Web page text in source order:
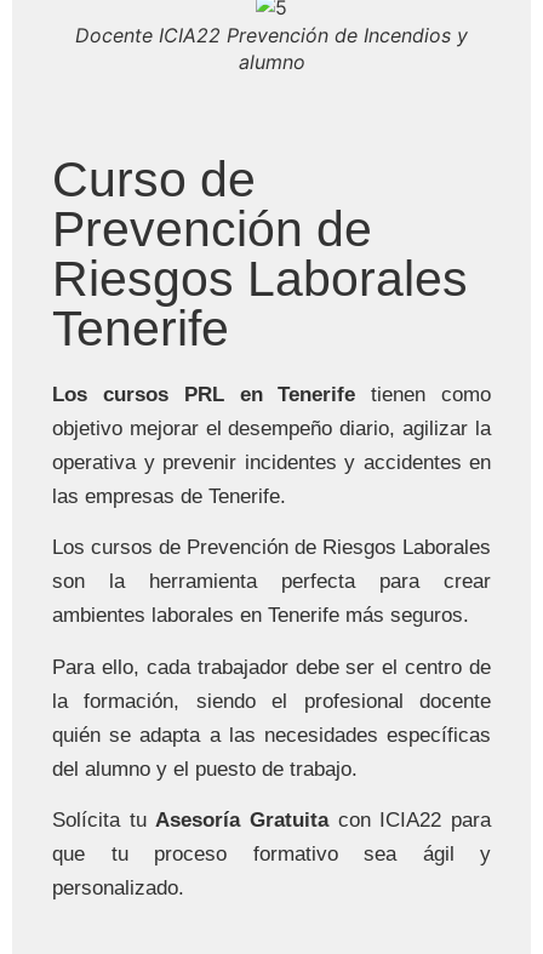
Docente ICIA22 Prevención de Incendios y
alumno
Curso de
Prevención de
Riesgos Laborales
Tenerife
Los cursos PRL en Tenerifetienen como
objetivo mejorar el desempeño diario, agilizar la
operativa y prevenir incidentes y accidentes en
las empresas de Tenerife.
Los cursos de Prevención de Riesgos Laborales
son la herramienta perfecta para crear
ambientes laborales en Tenerife más seguros.
Para ello, cada trabajador debe ser el centro de
la formación, siendo el profesional docente
quién se adapta a las necesidades específicas
del alumno y el puesto de trabajo.
Solícita tuAsesoría Gratuitacon ICIA22 para
que tu proceso formativo sea ágil y
personalizado.